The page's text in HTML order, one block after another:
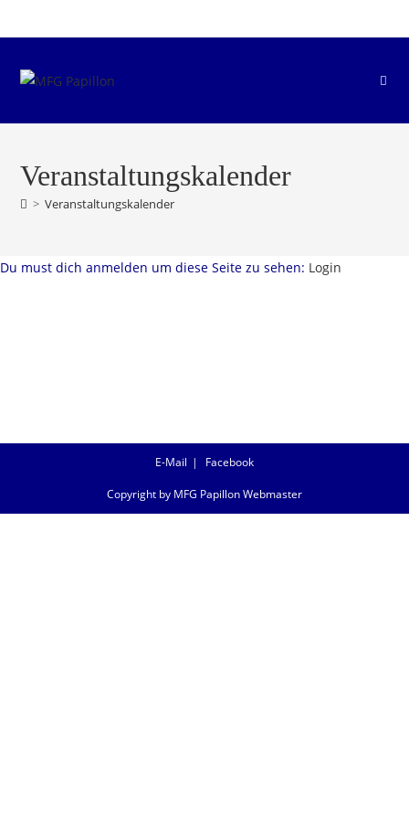
Inhalt
Veranstaltungskalender
> Veranstaltungskalender
Du must dich anmelden um diese Seite zu sehen: Login
E-Mail Facebook
Copyright by MFG Papillon Webmaster